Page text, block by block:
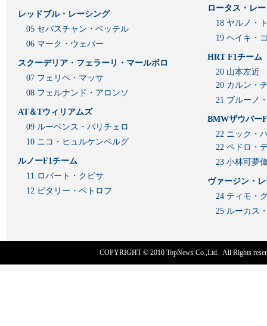
レッドブル・レーシング
05 セバスチャン・ベッテル
06 マーク・ウェバー
スクーデリア・フェラーリ・マールボロ
07 フェリペ・マッサ
08 フェルナンド・アロンソ
AT＆Tウィリアムズ
09 ルーベンス・バリチェロ
10 ニコ・ヒュルケンベルグ
ルノーF1チーム
11 ロバート・クビサ
12 ビタリー・ペトロフ
ロータス・レ
18 ヤルノ・
19 ヘイキ・
HRT F1チーム
20 山本左近
20 カルン・
21 ブルーノ
BMWザウバー
22 ニック・
22 ペドロ・
23 小林可夢
ヴァージン・
24 ティモ・
25 ルーカス
COPYRIGHT © 2010 TopNews Co.,Ltd. All Rights